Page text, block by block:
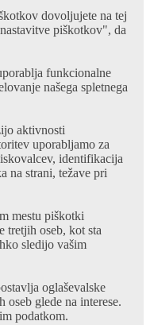
dovoljujete na tej
piškotkov", da
funkcionalne
našega spletnega
aktivnosti
uporabljamo za
identifikacija
na strani, težave pri
mestu piškotki
tretjih oseb, kot sta
sledijo vašim
oglaševalske
oseb glede na interese.
podatkom.